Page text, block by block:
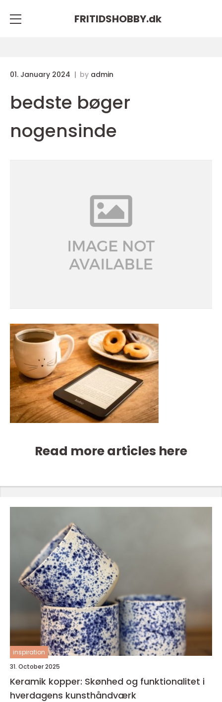
FRITIDSHOBBY.dk
01. January 2024 by admin
bedste bøger
nogensinde
Read more articles here
inspiration
31. October 2025
Keramik kopper: Skønhed og funktionalitet i
hverdagens kunsthåndværk